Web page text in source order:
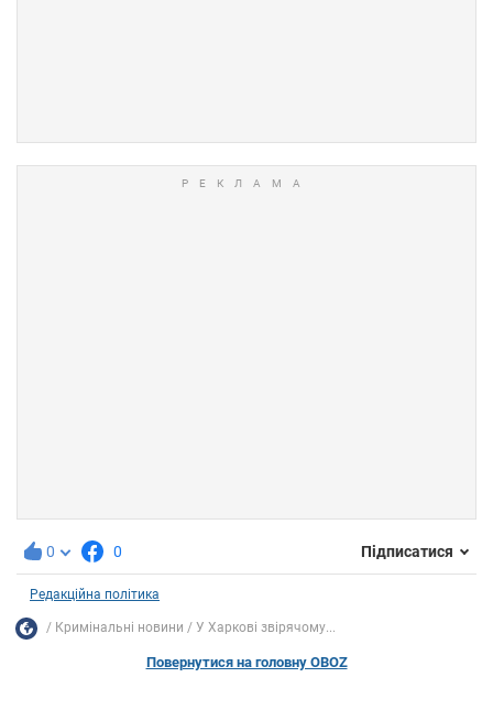
0 0 Підписатися
Редакційна політика
Кримінальні новини У Харкові звірячому...
Повернутися на головну OBOZ